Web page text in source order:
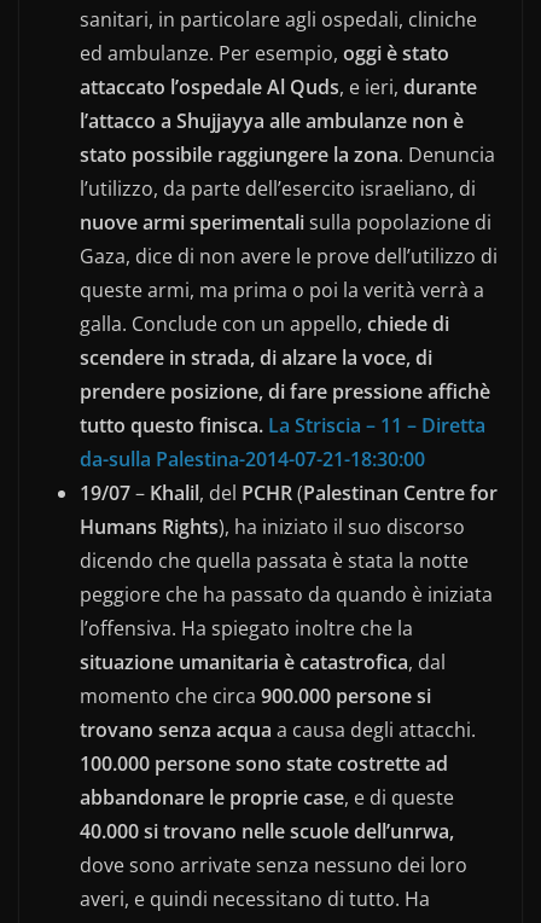
sanitari, in particolare agli ospedali, cliniche
ed ambulanze. Per esempio, oggi è stato
attaccato l’ospedale Al Quds, e ieri, durante
l’attacco a Shujjayya alle ambulanze non è
stato possibile raggiungere la zona. Denuncia
l’utilizzo, da parte dell’esercito israeliano, di
nuove armi sperimentalisulla popolazione di
Gaza, dice di non avere le prove dell’utilizzo di
queste armi, ma prima o poi la verità verrà a
galla. Conclude con un appello, chiede di
scendere in strada, di alzare la voce, di
prendere posizione, di fare pressione affichè
tutto questo finisca. La Striscia – 11 – Diretta
da-sulla Palestina-2014-07-21-18:30:00
19/07– Khalil, del PCHR(Palestinan Centre for
Humans Rights), ha iniziato il suo discorso
dicendo che quella passata è stata la notte
peggiore che ha passato da quando è iniziata
l’offensiva. Ha spiegato inoltre che la
situazione umanitaria è catastrofica, dal
momento che circa 900.000 persone si
trovano senza acqua a causa degli attacchi.
100.000 persone sono state costrette ad
abbandonare le proprie case, e di queste
40.000 si trovano nelle scuole dell’unrwa,
dove sono arrivate senza nessuno dei loro
averi, e quindi necessitano di tutto. Ha